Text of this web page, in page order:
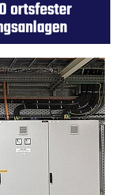
ortsfester